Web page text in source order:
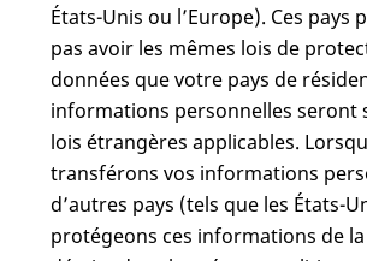
États-Unis ou l’Europe). Ces pays
pas avoir les mêmes lois de
données que votre pays de
informations personnelles seront
lois étrangères applicables.
transférons vos informations
d’autres pays (tels que les États-
protégeons ces informations de